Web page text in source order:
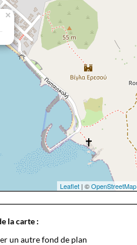
×
Leaflet| ©OpenStreetMap
la carte :
un autre fond de plan